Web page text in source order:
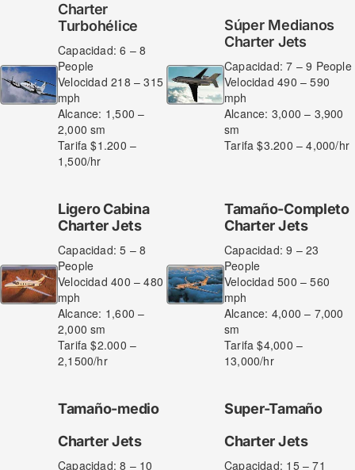
Charter
Turbohélice
Capacidad: 6 – 8
People
Velocidad 218 – 315
mph
Alcance: 1,500 –
2,000 sm
Tarifa $1.200 –
1,500/hr
Súper Medianos
Charter Jets
Capacidad: 7 – 9 People
Velocidad 490 – 590
mph
Alcance: 3,000 – 3,900
sm
Tarifa $3.200 – 4,000/hr
Ligero Cabina
Charter Jets
Capacidad: 5 – 8
People
Velocidad 400 – 480
mph
Alcance: 1,600 –
2,000 sm
Tarifa $2.000 –
2,1500/hr
Tamaño-Completo
CharterJets
Capacidad: 9 – 23
People
Velocidad 500 – 560
mph
Alcance: 4,000 – 7,000
sm
Tarifa $4,000 –
13,000/hr
Tamaño-medio
Charter Jets
Capacidad: 8 – 10
Super-Tamaño
Charter Jets
Capacidad: 15 – 71